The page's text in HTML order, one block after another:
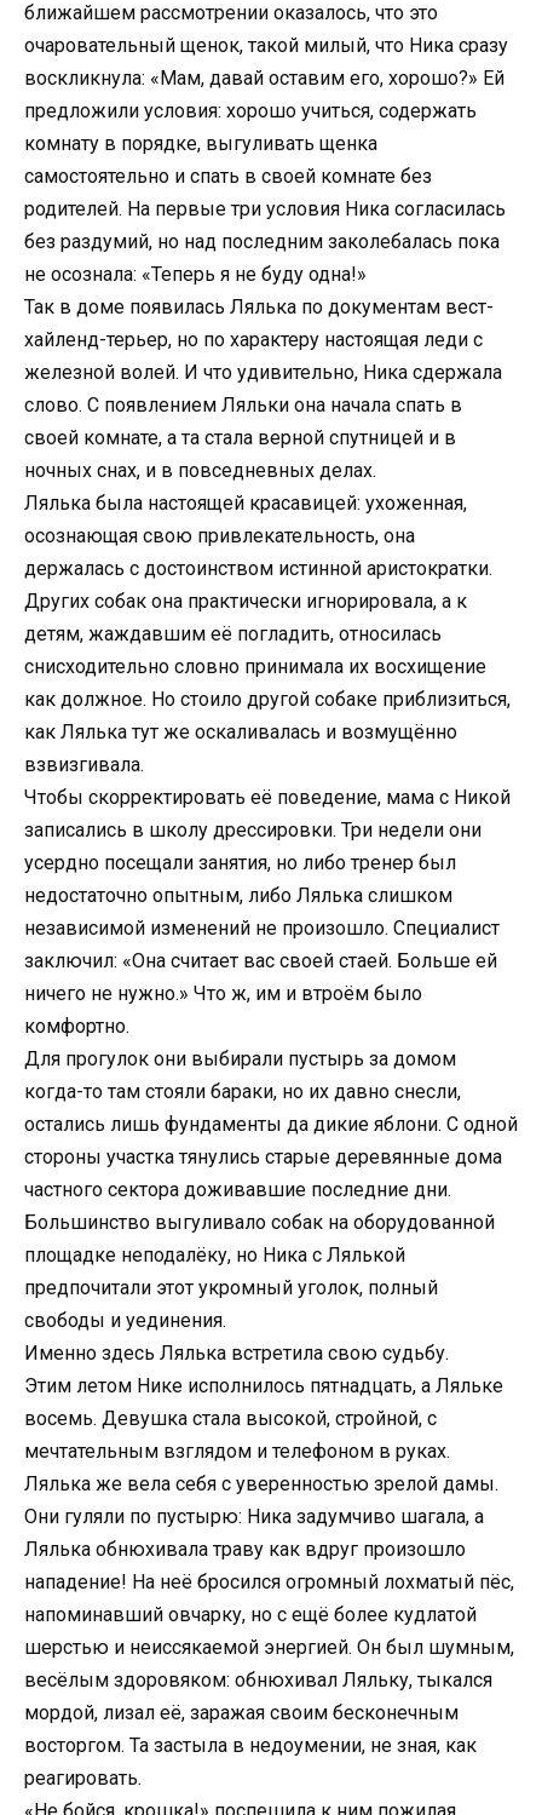
ближайшем рассмотрении оказалось, что это
очаровательный щенок, такой милый, что Ника сразу
воскликнула: «Мам, давай оставим его, хорошо?» Ей
предложили условия: хорошо учиться, содержать
комнату в порядке, выгуливать щенка
самостоятельно и спать в своей комнате без
родителей. На первые три условия Ника согласилась
без раздумий, но над последним заколебалась пока
не осознала: «Теперь я не буду одна!»
Так в доме появилась Лялька по документам вест-
хайленд-терьер, но по характеру настоящая леди с
железной волей. И что удивительно, Ника сдержала
слово. С появлением Ляльки она начала спать в
своей комнате, а та стала верной спутницей и в
ночных снах, и в повседневных делах.
Лялька была настоящей красавицей: ухоженная,
осознающая свою привлекательность, она
держалась с достоинством истинной аристократки.
Других собак она практически игнорировала, а к
детям, жаждавшим её погладить, относилась
снисходительно словно принимала их восхищение
как должное. Но стоило другой собаке приблизиться,
как Лялька тут же оскаливалась и возмущённо
взвизгивала.
Чтобы скорректировать её поведение, мама с Никой
записались в школу дрессировки. Три недели они
усердно посещали занятия, но либо тренер был
недостаточно опытным, либо Лялька слишком
независимой изменений не произошло. Специалист
заключил: «Она считает вас своей стаей. Больше ей
ничего не нужно.» Что ж, им и втроём было
комфортно.
Для прогулок они выбирали пустырь за домом
когда-то там стояли бараки, но их давно снесли,
остались лишь фундаменты да дикие яблони. С одной
стороны участка тянулись старые деревянные дома
частного сектора доживавшие последние дни.
Большинство выгуливало собак на оборудованной
площадке неподалёку, но Ника с Лялькой
предпочитали этот укромный уголок, полный
свободы и уединения.
Именно здесь Лялька встретила свою судьбу.
Этим летом Нике исполнилось пятнадцать, а Ляльке
восемь. Девушка стала высокой, стройной, с
мечтательным взглядом и телефоном в руках.
Лялька же вела себя с уверенностью зрелой дамы.
Они гуляли по пустырю: Ника задумчиво шагала, а
Лялька обнюхивала траву как вдруг произошло
нападение! На неё бросился огромный лохматый пёс,
напоминавший овчарку, но с ещё более кудлатой
шерстью и неиссякаемой энергией. Он был шумным,
весёлым здоровяком: обнюхивал Ляльку, тыкался
мордой, лизал её, заражая своим бесконечным
восторгом. Та застыла в недоумении, не зная, как
реагировать.